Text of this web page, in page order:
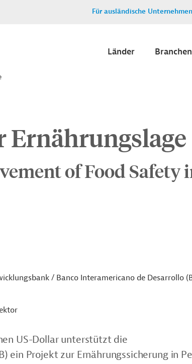
Für ausländische Unternehmen
Länder Branchen
Ernährungslage
of Food Safety
/ Banco Interamericano de Desarrollo
US-Dollar unterstützt die
ein Projekt zur Ernährungssicherung in